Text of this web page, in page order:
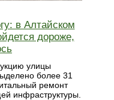
в Алтайском
дороже,
улицы
более 31
ремонт
инфраструктуры.